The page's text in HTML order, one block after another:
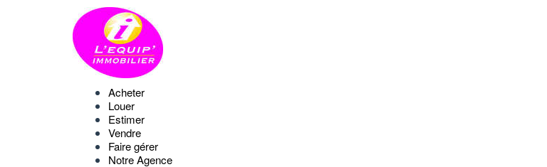
Acheter
Louer
Estimer
Vendre
Faire gérer
Notre Agence